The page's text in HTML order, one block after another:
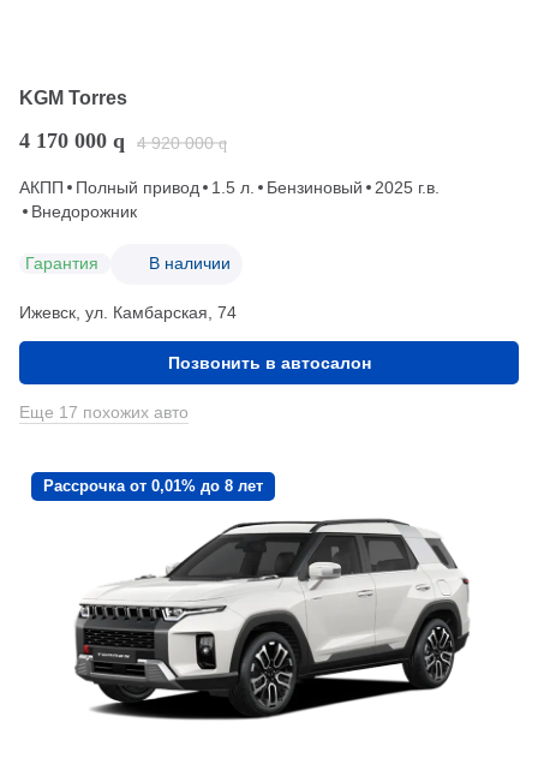
KGM Torres
4 170 000 q 4 920 000 q
АКПП Полный привод 1.5 л. Бензиновый
2025 г.в.
Внедорожник
Гарантия В наличии
Ижевск, ул. Камбарская, 74
Позвонить в автосалон
Еще 17 похожих авто
Рассрочка от 0,01% до 8 лет